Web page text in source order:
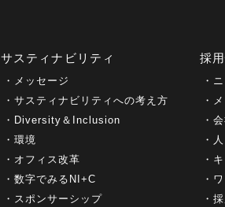
サスティナビリティ
メッセージ
サスティナビリティへの考え方
Diversity＆Inclusion
環境
オフィス改革
数字でみるNI+C
スポンサーシップ
採